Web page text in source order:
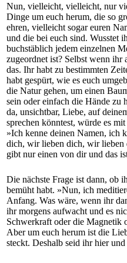
Nun, vielleicht, vielleicht, nur
Dinge um euch herum, die so
ehren, vielleicht sogar euren
und die bei euch sind. Wusstet
buchstäblich jedem einzelnen
zugeordnet ist? Selbst wenn
das. Ihr habt zu bestimmten
habt gespürt, wie es euch
die Natur gehen, um einen
sein oder einfach die Hände zu
da, unsichtbar, Liebe, auf
sprechen könntest, würde es
»Ich kenne deinen Namen, ich
dich, wir lieben dich, wir lieben
gibt nur einen von dir und das
Die nächste Frage ist dann, ob
bemüht habt. »Nun, ich
Anfang. Was wäre, wenn ihr
ihr morgens aufwacht und es
Schwerkraft oder die Magnetik
Aber um euch herum ist die
steckt. Deshalb seid ihr hier